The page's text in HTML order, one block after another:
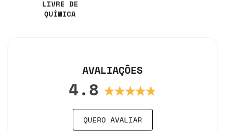
LIVRE DE
QUÍMICA
AVALIAÇÕES
4.8
QUERO AVALIAR